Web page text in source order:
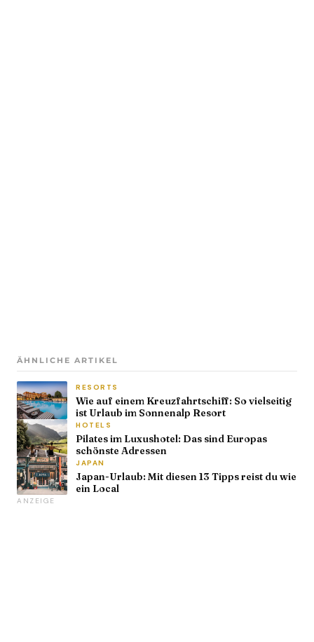
ÄHNLICHE ARTIKEL
RESORTS
Wie auf einem Kreuzfahrtschiff: So vielseitig
ist Urlaub im Sonnenalp Resort
HOTELS
Pilates im Luxushotel: Das sind Europas
schönste Adressen
JAPAN
Japan-Urlaub: Mit diesen 13 Tipps reist du wie
ein Local
ANZEIGE